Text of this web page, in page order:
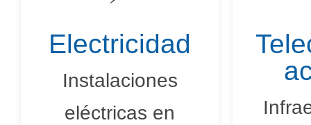
Electricidad
Instalaciones
eléctricas en